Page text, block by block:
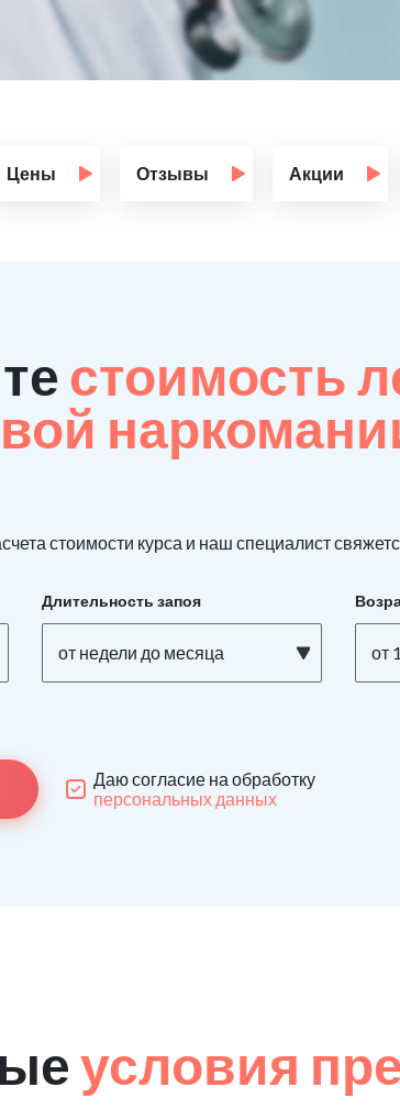
Цены Отзывы Акции
стоимость
стоимости курса и наш специалист
Длительность запоя
от недели до месяца от
Даю согласие на обработку
персональных данных
условия